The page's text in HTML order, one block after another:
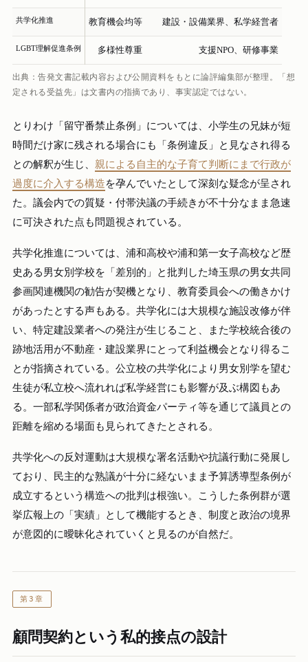
共学化推進 教育機会均等 建設・設備業界、私学経営者
LGBT理解促進条例 多様性尊重 支援NPO、研修事業
出典：告発文書記載内容および公開資料をもとに論評編集部が整理。「想
定される受益先」は文書内の指摘であり、事実認定ではない。
とりわけ「留守番禁止条例」については、小学生の兄妹が短
時間だけ家に残される場合にも「条例違反」と見なされ得る
との解釈が生じ、 親による自主的な子育て判断にまで行政が
過度に介入する構造を孕んでいたとして深刻な疑念が呈され
た。議会内での質疑・付帯決議の手続きが不十分なまま急速
に可決された点も問題視されている。
共学化推進については、浦和高校や浦和第一女子高校など歴
史ある男女別学校を「差別的」と批判した埼玉県の男女共同
参画関連機関の勧告が契機となり、教育委員会への働きかけ
があったとする声もある。共学化には大規模な施設改修が伴
い、特定建設業者への発注が生じること、また学校統合後の
跡地活用が不動産・建設業界にとって利益機会となり得るこ
とが指摘されている。公立校の共学化により男女別学を望む
生徒が私立校へ流れれば私学経営にも影響が及ぶ構図もあ
る。一部私学関係者が政治資金パーティ等を通じて議員との
距離を縮める場面も見られてきたとされる。
共学化への反対運動は大規模な署名活動や抗議行動に発展し
ており、民主的な熟議が十分に経ないまま予算誘導型条例が
成立するという構造への批判は根強い。こうした条例群が選
挙広報上の「実績」として機能するとき、制度と政治の境界
が意図的に曖昧化されていくと見るのが自然だ。
第3章
顧問契約という私的接点の設計